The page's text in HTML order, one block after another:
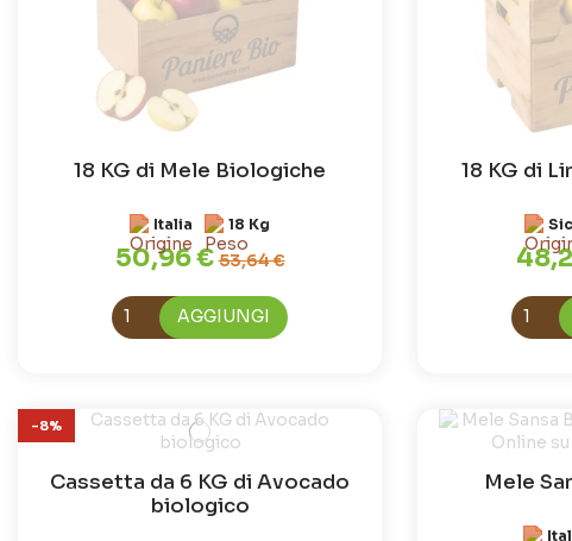
18 KG di Mele Biologiche
Italia 18 Kg
50,96 €53,64 €
AGGIUNGI
18 KG di
-8%
Cassetta da 6 KG di Avocado
biologico
Mele